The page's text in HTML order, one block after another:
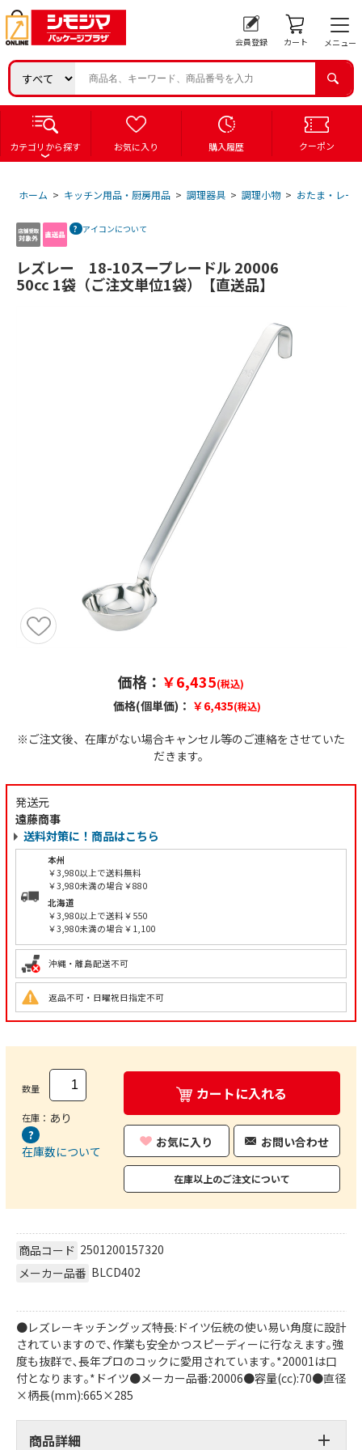
会員登録 カート メニュー
カテゴリから探す お気に入り 購入履歴 クーポン
ホーム > キッチン用品・厨房用品 > 調理器具 > 調理小物 > おたま・レー
アイコンについて
レズレー 18-10スープレードル 20006
50cc 1袋（ご注文単位1袋）【直送品】
価格： ￥6,435(税込)
価格(個単価)： ￥6,435(税込)
※ご注文後、在庫がない場合キャンセル等のご連絡をさせていた
だきます。
発送元
遠藤商事
送料対策に！商品はこちら
本州
￥3,980以上で送料無料
￥3,980未満の場合￥880
北海道
￥3,980以上で送料￥550
￥3,980未満の場合￥1,100
沖縄・離島配送不可
返品不可・日曜祝日指定不可
数量
在庫： あり
在庫数について
カートに入れる
お気に入り お問い合わせ
在庫以上のご注文について
商品コード 2501200157320
メーカー品番 BLCD402
●レズレーキッチングッズ特長:ドイツ伝統の使い易い角度に設計
されていますので､作業も安全かつスピーディーに行なえます｡強
度も抜群で､長年プロのコックに愛用されています｡*20001は口
付となります｡*ドイツ●メーカー品番:20006●容量(cc):70●直径
×柄長(mm):665×285
商品詳細